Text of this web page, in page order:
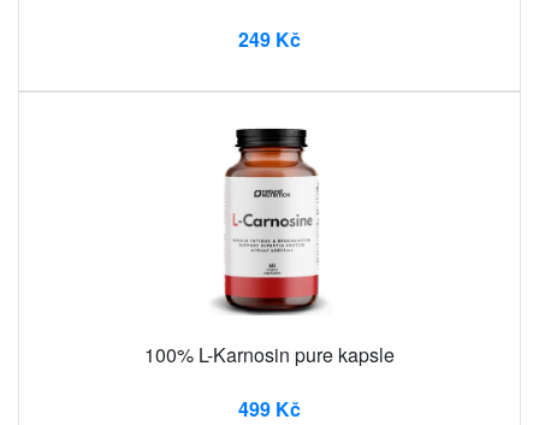
249 Kč
100% L-Karnosin pure kapsle
499 Kč